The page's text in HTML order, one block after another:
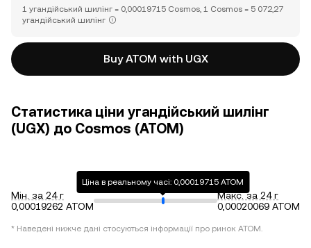
1 угандійський шилінг = 0,00019715 Cosmos, 1 Cosmos = 5 072,27
угандійський шилінг
Buy ATOM with UGX
Статистика ціни угандійський шилінг
(UGX) до Cosmos (ATOM)
Мін. за 24 г
0,00019262 ATOM
Ціна в реальному часі: 0,00019715 ATOM
Макс. за 24 г
0,00020069 ATOM
* Наведені нижче дані стосуються інформації про ринок ATOM.